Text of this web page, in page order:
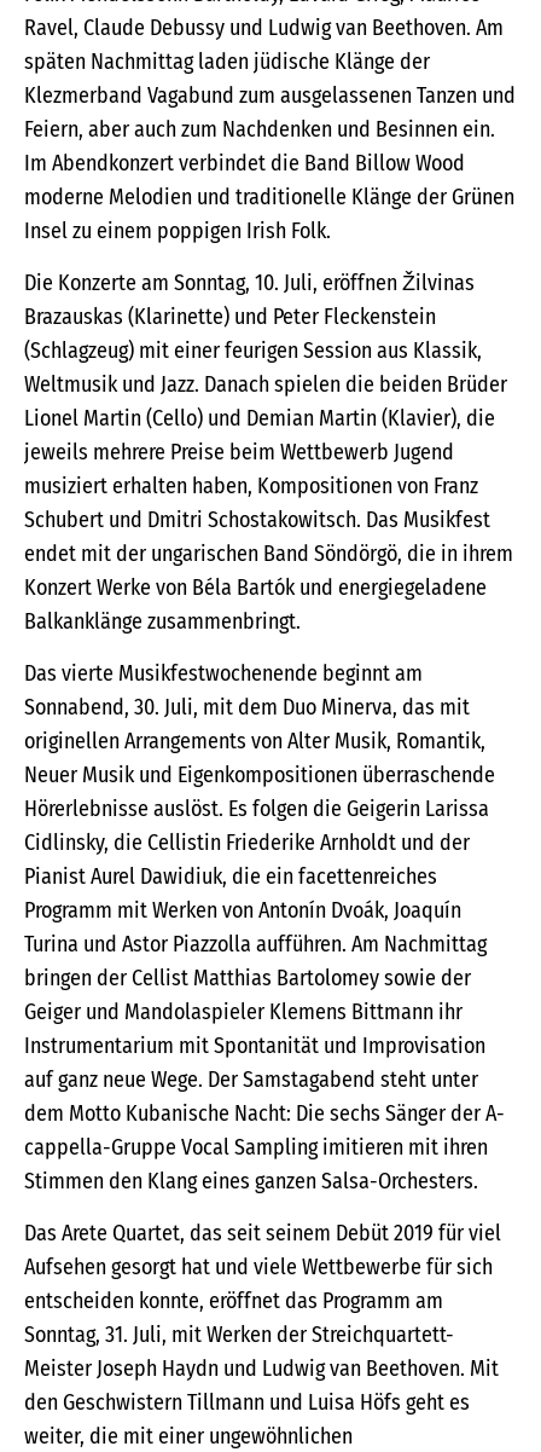
Ravel, Claude Debussy und Ludwig van Beethoven. Am
späten Nachmittag laden jüdische Klänge der
Klezmerband Vagabund zum ausgelassenen Tanzen und
Feiern, aber auch zum Nachdenken und Besinnen ein.
Im Abendkonzert verbindet die Band Billow Wood
moderne Melodien und traditionelle Klänge der Grünen
Insel zu einem poppigen Irish Folk.
Die Konzerte am Sonntag, 10. Juli, eröffnen Žilvinas
Brazauskas (Klarinette) und Peter Fleckenstein
(Schlagzeug) mit einer feurigen Session aus Klassik,
Weltmusik und Jazz. Danach spielen die beiden Brüder
Lionel Martin (Cello) und Demian Martin (Klavier), die
jeweils mehrere Preise beim Wettbewerb Jugend
musiziert erhalten haben, Kompositionen von Franz
Schubert und Dmitri Schostakowitsch. Das Musikfest
endet mit der ungarischen Band Söndörgö, die in ihrem
Konzert Werke von Béla Bartók und energiegeladene
Balkanklänge zusammenbringt.
Das vierte Musikfestwochenende beginnt am
Sonnabend, 30. Juli, mit dem Duo Minerva, das mit
originellen Arrangements von Alter Musik, Romantik,
Neuer Musik und Eigenkompositionen überraschende
Hörerlebnisse auslöst. Es folgen die Geigerin Larissa
Cidlinsky, die Cellistin Friederike Arnholdt und der
Pianist Aurel Dawidiuk, die ein facettenreiches
Programm mit Werken von Antonín Dvoák, Joaquín
Turina und Astor Piazzolla aufführen. Am Nachmittag
bringen der Cellist Matthias Bartolomey sowie der
Geiger und Mandolaspieler Klemens Bittmann ihr
Instrumentarium mit Spontanität und Improvisation
auf ganz neue Wege. Der Samstagabend steht unter
dem Motto Kubanische Nacht: Die sechs Sänger der A-
cappella-Gruppe Vocal Sampling imitieren mit ihren
Stimmen den Klang eines ganzen Salsa-Orchesters.
Das Arete Quartet, das seit seinem Debüt 2019 für viel
Aufsehen gesorgt hat und viele Wettbewerbe für sich
entscheiden konnte, eröffnet das Programm am
Sonntag, 31. Juli, mit Werken der Streichquartett-
Meister Joseph Haydn und Ludwig van Beethoven. Mit
den Geschwistern Tillmann und Luisa Höfs geht es
weiter, die mit einer ungewöhnlichen